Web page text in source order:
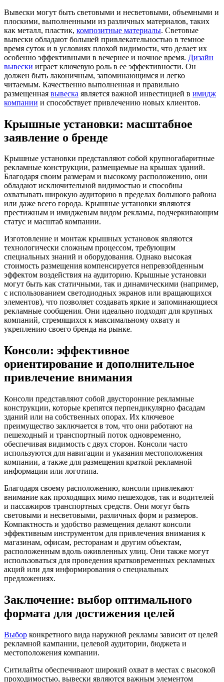
Вывески могут быть световыми и несветовыми, объемными и
плоскими, выполненными из различных материалов, таких
как металл, пластик, композитные материалы. Световые
вывески обладают большей привлекательностью в темное
время суток и в условиях плохой видимости, что делает их
особенно эффективными в вечернее и ночное время. Дизайн
вывески играет ключевую роль в ее эффективности. Он
должен быть лаконичным, запоминающимся и легко
читаемым. Качественно выполненная и правильно
размещенная вывеска является важной инвестицией в имидж
компании и способствует привлечению новых клиентов.
Крышные установки: масштабное
заявление о бренде
Крышные установки представляют собой крупногабаритные
рекламные конструкции, размещаемые на крышах зданий.
Благодаря своим размерам и высокому расположению, они
обладают исключительной видимостью и способны
охватывать широкую аудиторию в пределах большого района
или даже всего города. Крышные установки являются
престижным и имиджевым видом рекламы, подчеркивающим
статус и масштаб компании.
Изготовление и монтаж крышных установок являются
технологически сложным процессом, требующим
специальных знаний и оборудования. Однако высокая
стоимость размещения компенсируется непревзойденным
эффектом воздействия на аудиторию. Крышные установки
могут быть как статичными, так и динамическими (например,
с использованием светодиодных экранов или вращающихся
элементов), что позволяет создавать яркие и запоминающиеся
рекламные сообщения. Они идеально подходят для крупных
компаний, стремящихся к максимальному охвату и
укреплению своего бренда на рынке.
Консоли: эффективное
ориентирование и дополнительное
привлечение внимания
Консоли представляют собой двусторонние рекламные
конструкции, которые крепятся перпендикулярно фасадам
зданий или на собственных опорах. Их ключевое
преимущество заключается в том, что они работают на
пешеходный и транспортный поток одновременно,
обеспечивая видимость с двух сторон. Консоли часто
используются для навигации и указания местоположения
компании, а также для размещения краткой рекламной
информации или логотипа.
Благодаря своему расположению, консоли привлекают
внимание как проходящих мимо пешеходов, так и водителей
и пассажиров транспортных средств. Они могут быть
световыми и несветовыми, различных форм и размеров.
Компактность и удобство размещения делают консоли
эффективным инструментом для привлечения внимания к
магазинам, офисам, ресторанам и другим объектам,
расположенным вдоль оживленных улиц. Они также могут
использоваться для проведения кратковременных рекламных
акций или для информирования о специальных
предложениях.
Заключение: выбор оптимального
формата для достижения целей
Выбор конкретного вида наружной рекламы зависит от целей
рекламной кампании, целевой аудитории, бюджета и
местоположения компании.
Ситилайты обеспечивают широкий охват в местах с высокой
проходимостью, вывески являются важным элементом